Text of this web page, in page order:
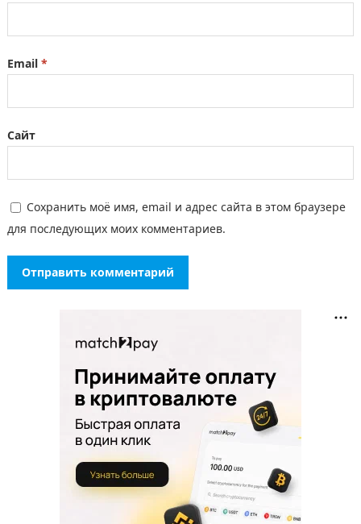
Email *
Сайт
Сохранить моё имя, email и адрес сайта в этом браузере
для последующих моих комментариев.